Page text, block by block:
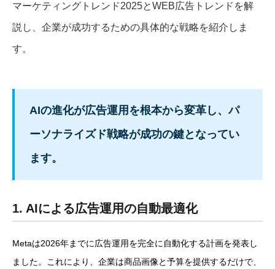
マーケティングトレンド2025とWEB広告トレンドを解
説し、企業が成功するための具体的な戦略を紹介しま
す。
AIの進化が広告運用を根本から変革し、パ
ーソナライズド戦略が成功の鍵となってい
ます。
1. AIによる広告運用の自動最適化
Metaは2026年までに広告運用を完全に自動化する計画を発表し
ました。これにより、企業は商品画像と予算を提供するだけで、